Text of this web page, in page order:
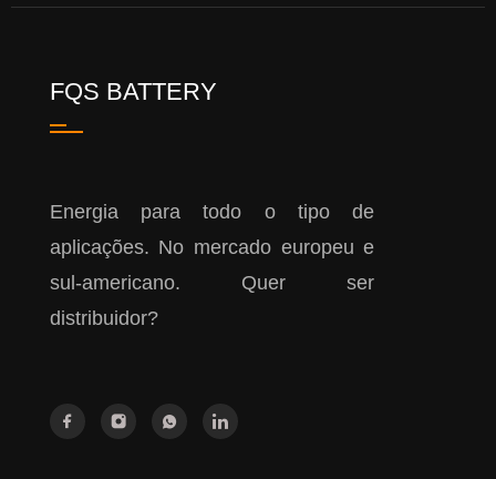
FQS BATTERY
Energia para todo o tipo de
aplicações. No mercado europeu e
sul-americano. Quer ser
distribuidor?